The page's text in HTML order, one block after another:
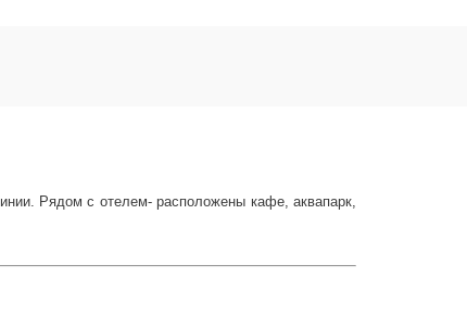
Рядом с отелем- расположены кафе, аквапарк,